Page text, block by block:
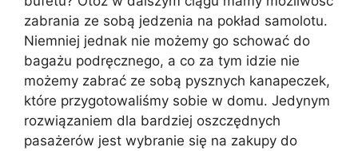
zabrania ze sobą jedzenia na pokład samolotu.
Niemniej jednak nie możemy go schować do
bagażu podręcznego, a co za tym idzie nie
możemy zabrać ze sobą pysznych kanapeczek,
które przygotowaliśmy sobie w domu. Jedynym
rozwiązaniem dla bardziej oszczędnych
pasażerów jest wybranie się na zakupy do